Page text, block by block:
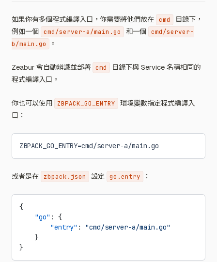
如果你有多個程式編譯入口，你需要將他們放在 cmd
目錄下，
例如一個 cmd/server-a/main.go 和一個 cmd/server-
b/main.go
。
Zeabur 會自動辨識並部署 cmd
目錄下與 Service 名稱相同的
程式編譯入口。
你也可以使用 ZBPACK_GO_ENTRY
環境變數指定程式編譯入
口：
ZBPACK_GO_ENTRY=cmd/server-a/main.go
或者是在 zbpack.json 設定 go.entry ：
{
    "go"
: {
        "entry"
: "cmd/server-a/main.go"
    }
}